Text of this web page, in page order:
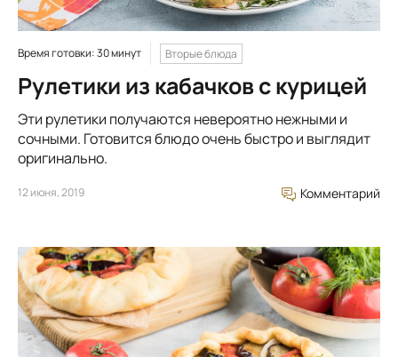
Время готовки: 30 минут Вторые блюда
Рулетики из кабачков с курицей
Эти рулетики получаются невероятно нежными и
сочными. Готовится блюдо очень быстро и выглядит
оригинально.
12 июня, 2019 Комментарий